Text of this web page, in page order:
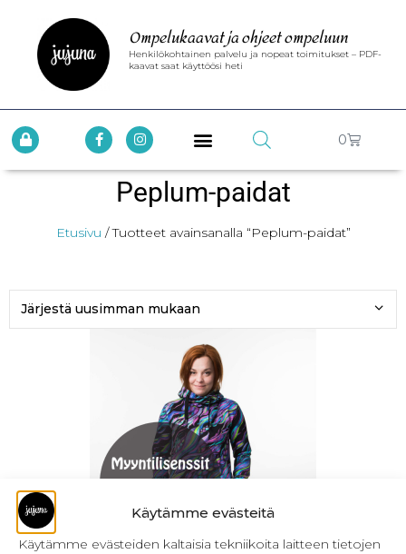
Käytämme evästeitä
Käytämme evästeiden kaltaisia tekniikoita laitteen tietojen
Ompelukaavat ja ohjeet ompeluun
Henkilökohtainen palvelu ja nopeat toimitukset – PDF-
kaavat saat käyttöösi heti
0
Peplum-paidat
Etusivu / Tuotteet avainsanalla “Peplum-paidat”